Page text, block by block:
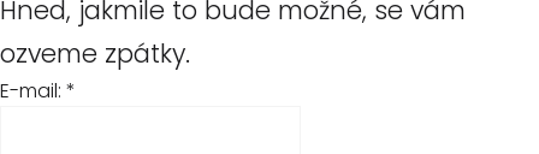
Hned, jakmile to bude možné, se vám
ozveme zpátky.
E-mail: *